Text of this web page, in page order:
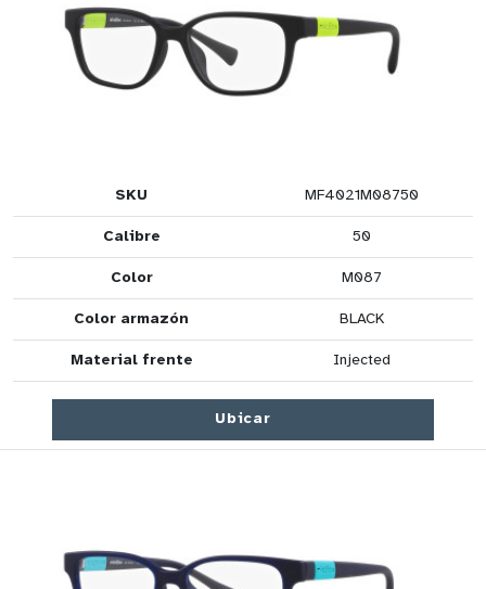
SKU MF4021M08750
Calibre 50
Color M087
Color armazón BLACK
Material frente Injected
Ubicar